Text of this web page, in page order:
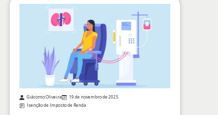
Giácomo Oliveira
19 de novembro de 2025
Isenção de Imposto de Renda